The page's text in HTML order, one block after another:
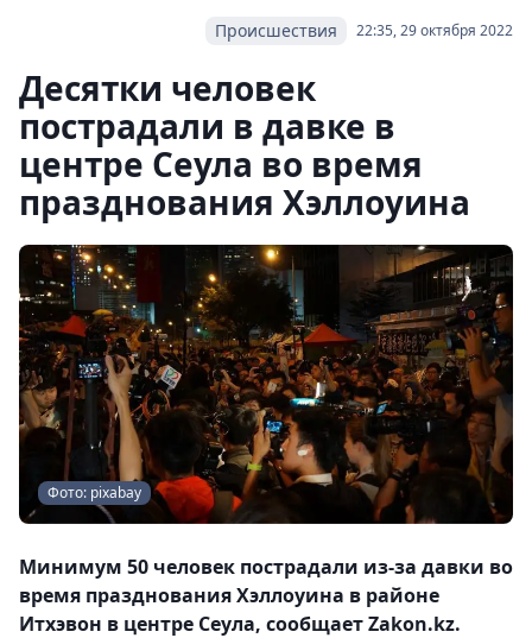
22:35, 29 октября 2022
Происшествия
Десятки человек
пострадали в давке в
центре Сеула во время
празднования Хэллоуина
Фото: pixabay
Минимум 50 человек пострадали из-за давки во
время празднования Хэллоуина в районе
Итхэвон в центре Сеула, сообщает Zakon.kz.